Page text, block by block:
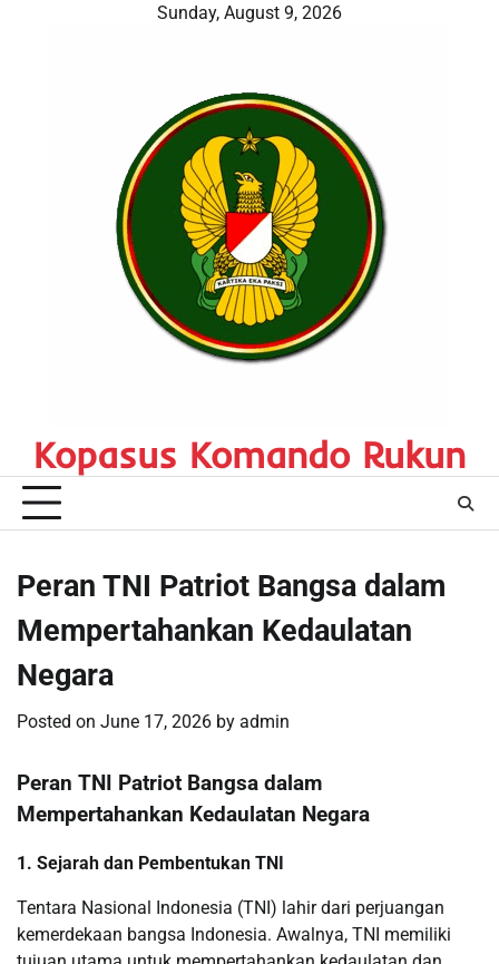
Sunday, August 9, 2026
Kopasus Komando Rukun
Peran TNI Patriot Bangsa dalam
Mempertahankan Kedaulatan
Negara
Posted on June 17, 2026 by admin
Peran TNI Patriot Bangsa dalam
Mempertahankan Kedaulatan Negara
1. Sejarah dan Pembentukan TNI
Tentara Nasional Indonesia (TNI) lahir dari perjuangan
kemerdekaan bangsa Indonesia. Awalnya, TNI memiliki